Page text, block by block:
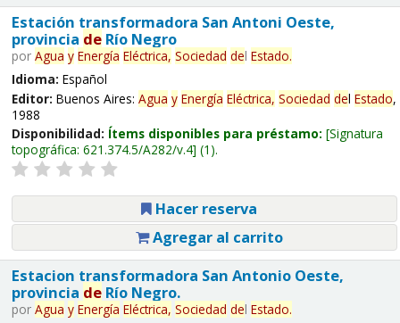
Estación transformadora San Antoni Oeste,
provincia deRío Negro
por Agua y Energía Eléctrica, Sociedad del Estado.
Idioma: Español
Editor: Buenos Aires: Agua y Energía Eléctrica, Sociedad del Estado,
1988
Disponibilidad: Ítems disponibles para préstamo: Signatura
topográfica: 621.374.5/A282/v.4 (1).
Hacer reserva
Agregar al carrito
Estacion transformadora San Antonio Oeste,
provincia deRío Negro.
por Agua y Energía Eléctrica, Sociedad del Estado.